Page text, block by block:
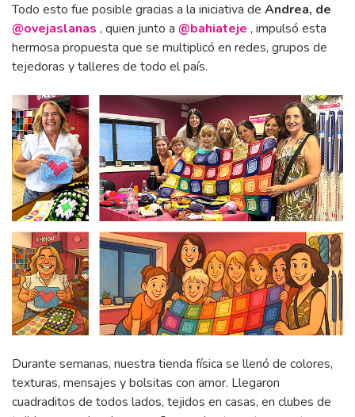
Todo esto fue posible gracias a la iniciativa de Andrea, de
@ovejaslanas , quien junto a @bahiateje , impulsó esta
hermosa propuesta que se multiplicó en redes, grupos de
tejedoras y talleres de todo el país.
Durante semanas, nuestra tienda física se llenó de colores,
texturas, mensajes y bolsitas con amor. Llegaron
cuadraditos de todos lados, tejidos en casas, en clubes de